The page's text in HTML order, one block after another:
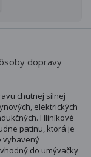
dopravy
chutnej silnej
elektrických
Hliníkové
patinu, ktorá je
vybavený
do umývačky